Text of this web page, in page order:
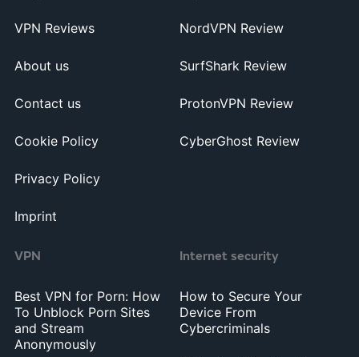
VPN Reviews
About us
Contact us
Cookie Policy
Privacy Policy
Imprint
NordVPN Review
SurfShark Review
ProtonVPN Review
CyberGhost Review
VPN
Best VPN for Porn: How
To Unblock Porn Sites
and Stream
Anonymously
Internet security
How to Secure Your
Device From
Cybercriminals